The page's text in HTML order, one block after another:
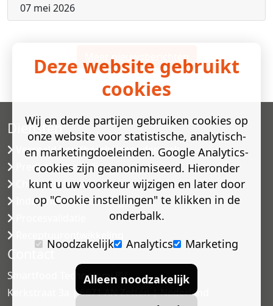
07 mei 2026
Meer nieuwsberichten
Diensten
Versneld houdbaarheidsonderzoek
Predictive modelling
Challenge testen
Industriële microbiologie
Contact
Smartfood Technology BV
Kerkstraat 3a | 6671 AN Zetten | Nederland
Deze website gebruikt
cookies
Wij en derde partijen gebruiken cookies op
onze website voor statistische, analytisch-
en marketingdoeleinden. Google Analytics-
cookies zijn geanonimiseerd. Hieronder
kunt u uw voorkeur wijzigen en later door
op "Cookie instellingen" te klikken in de
onderbalk.
Noodzakelijk
Analytics Marketing
Alleen noodzakelijk